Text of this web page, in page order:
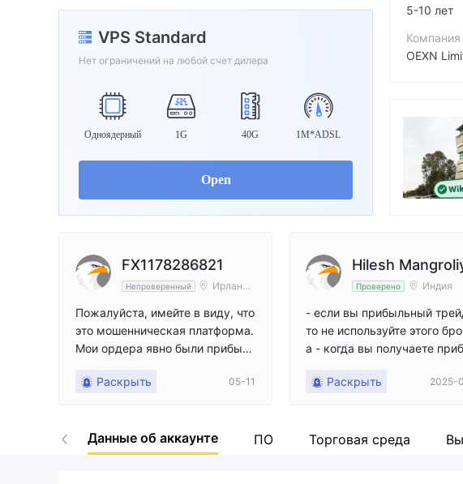
VPS Standard
Нет ограничений на любой счет дилера
Одноядерный 1G 40G 1M*ADSL
Open
5-10 лет
Компания
OEXN
FX1178286821
Непроверенный
Ирланди
Пожалуйста, имейте в виду, что
это мошенническая платформа.
Мои ордера явно были прибыль
и обернулись убытками, что пр
ржки, но не получил никакого о
твета или решения. Эта платфо
Раскрыть 05-11
Hilesh
Проверено Индия
- если вы прибыльный
то не используйте этого
а - когда вы получаете
причины - каждая моя
ле запроса на вывод они
Раскрыть 2025-
Данные об аккаунте ПО Торговая среда